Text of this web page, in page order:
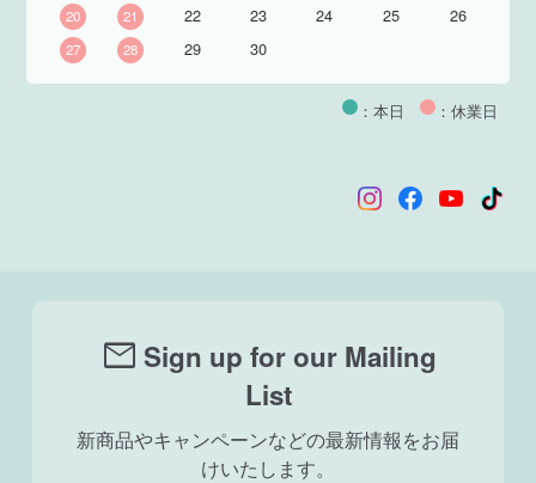
20 21 22 23 24 25 26
27 28 29 30
：本日 ：休業日
mail Sign up for our Mailing
List
新商品やキャンペーンなどの最新情報をお届
けいたします。